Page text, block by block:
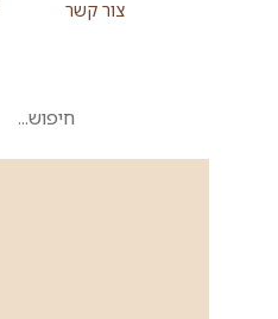
צור קשר